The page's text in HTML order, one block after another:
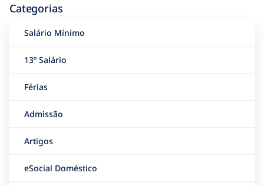
Categorias
Salário Mínimo
13º Salário
Férias
Admissão
Artigos
eSocial Doméstico